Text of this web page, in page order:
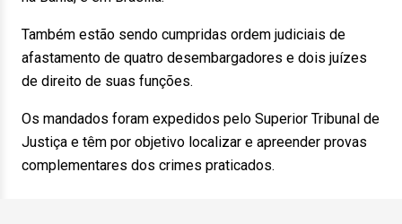
Também estão sendo cumpridas ordem judiciais de
afastamento de quatro desembargadores e dois juízes
de direito de suas funções.
Os mandados foram expedidos pelo Superior Tribunal de
Justiça e têm por objetivo localizar e apreender provas
complementares dos crimes praticados.